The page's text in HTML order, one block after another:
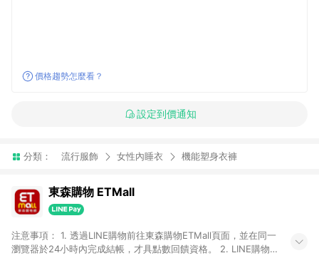
價格趨勢怎麼看？
設定到價通知
分類： 流行服飾 女性內睡衣 機能塑身衣褲
東森購物 ETMall
注意事項： 1. 透過LINE購物前往東森購物ETMall頁面，並在同一
瀏覽器於24小時內完成結帳，才具點數回饋資格。 2. LINE購物